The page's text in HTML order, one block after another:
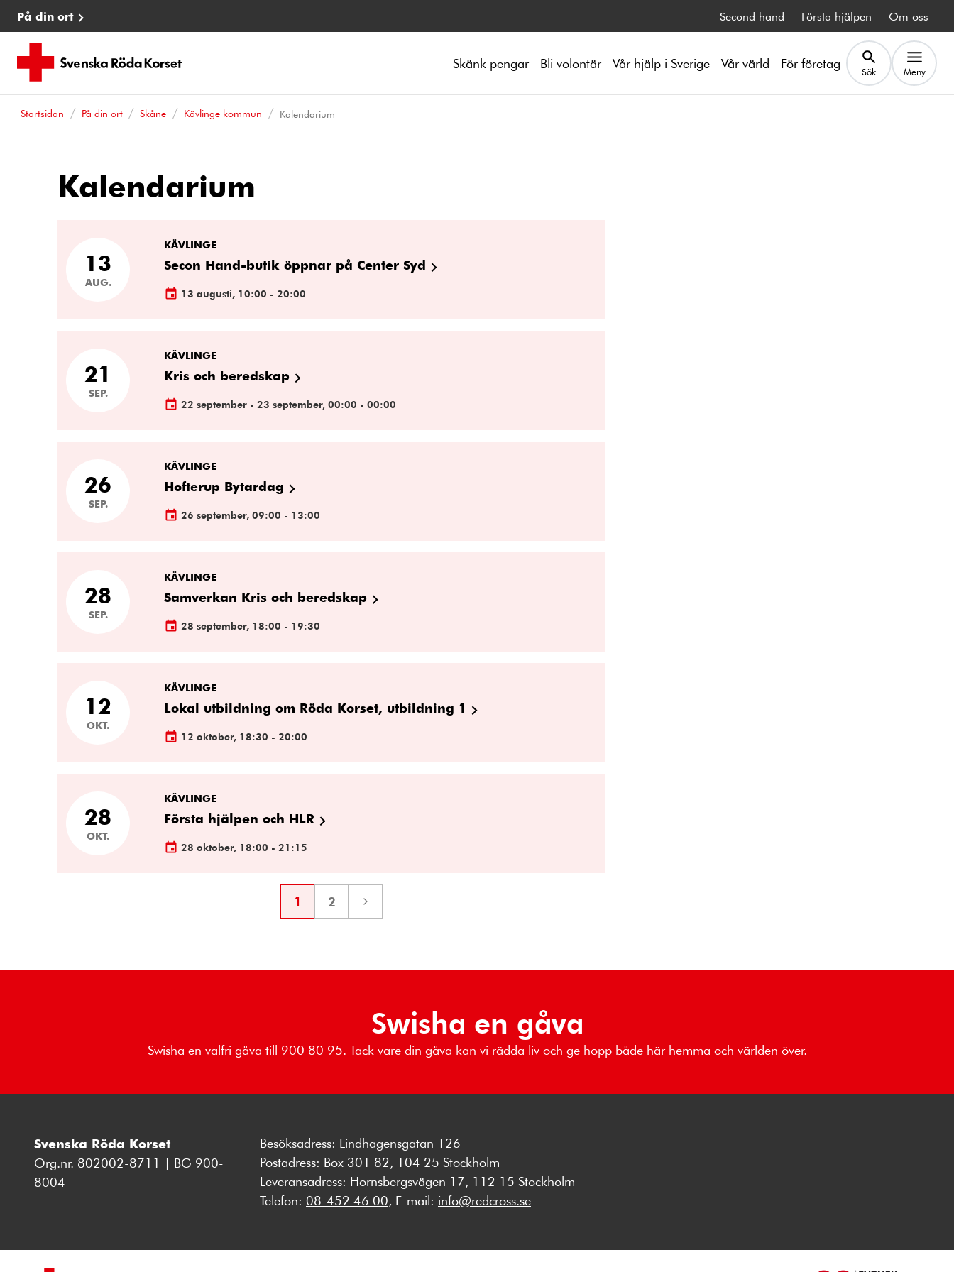
På din ort Second hand Första hjälpen Om oss
Skänk pengar Bli volontär Vår hjälp i Sverige Vår värld För företag Sök Meny
Startsidan På din ort Skåne Kävlinge kommun Kalendarium
Kalendarium
KÄVLINGE
Secon Hand-butik öppnar på Center Syd
13 augusti, 10:00 - 20:00
13
AUG.
KÄVLINGE
Kris och beredskap
22 september - 23 september, 00:00 - 00:00
21
SEP.
KÄVLINGE
Hofterup Bytardag
26 september, 09:00 - 13:00
26
SEP.
KÄVLINGE
Samverkan Kris och beredskap
28 september, 18:00 - 19:30
28
SEP.
KÄVLINGE
Lokal utbildning om Röda Korset, utbildning 1
12 oktober, 18:30 - 20:00
12
OKT.
KÄVLINGE
Första hjälpen och HLR
28 oktober, 18:00 - 21:15
28
OKT.
Sida
1 Sida
2
Nästa
Swisha en gåva
Swisha en valfri gåva till 900 80 95. Tack vare din gåva kan vi rädda liv och ge hopp både här hemma och världen över.
Svenska Röda Korset
Org.nr. 802002-8711 | BG 900-
8004
Besöksadress: Lindhagensgatan 126
Postadress: Box 301 82, 104 25 Stockholm
Leveransadress: Hornsbergsvägen 17, 112 15 Stockholm
Telefon: 08-452 46 00, E-mail: info@redcross.se